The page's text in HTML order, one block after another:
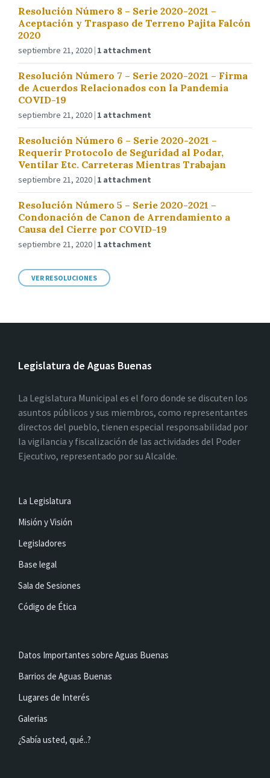
Resolución Número 8 – Serie 2020-2021 –
Aceptación y Traspaso de Terreno Pajita Falcón
2020
septiembre 21, 2020 1 attachment
Resolución Número 7 – Serie 2020-2021 – Firma
de Acuerdos Relacionados con la Pandemia
COVID-19
septiembre 21, 2020 1 attachment
Resolución Número 6 – Serie 2020-2021 –
Requerir Protocolo de Seguridad al Podar,
Ventilar Etc. Carreteras Mientras Trabajan
septiembre 21, 2020 1 attachment
Resolución Número 5 – Serie 2020-2021 –
Condonación de Canon de Arrendamiento a
Causa del Cierre por COVID-19
septiembre 21, 2020 1 attachment
VER RESOLUCIONES
Legislatura de Aguas Buenas
La Legislatura Municipal es el foro donde se discuten los
asuntos públicos y sus miembros, como representantes
directos del pueblo, tienen especial responsabilidad por
la vigilancia y fiscalización de las actividades del Poder
Ejecutivo, representado por su Alcalde.
La Legislatura
Misión y Visión
Legisladores
Base legal
Sala de Sesiones
Código de Ética
Datos Importantes sobre Aguas Buenas
Barrios de Aguas Buenas
Lugares de Interés
Galerias
¿Sabía usted, qué..?